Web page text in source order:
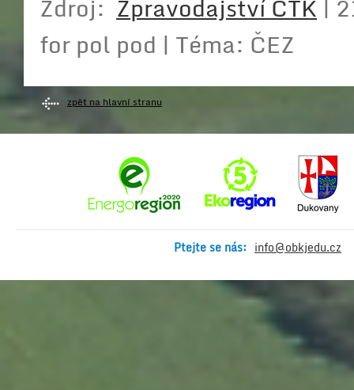
Zdroj: Zpravodajství ČTK |
for pol pod | Téma: ČEZ
zpět na hlavní stranu
Ptejte se nás: info@obkjedu.cz